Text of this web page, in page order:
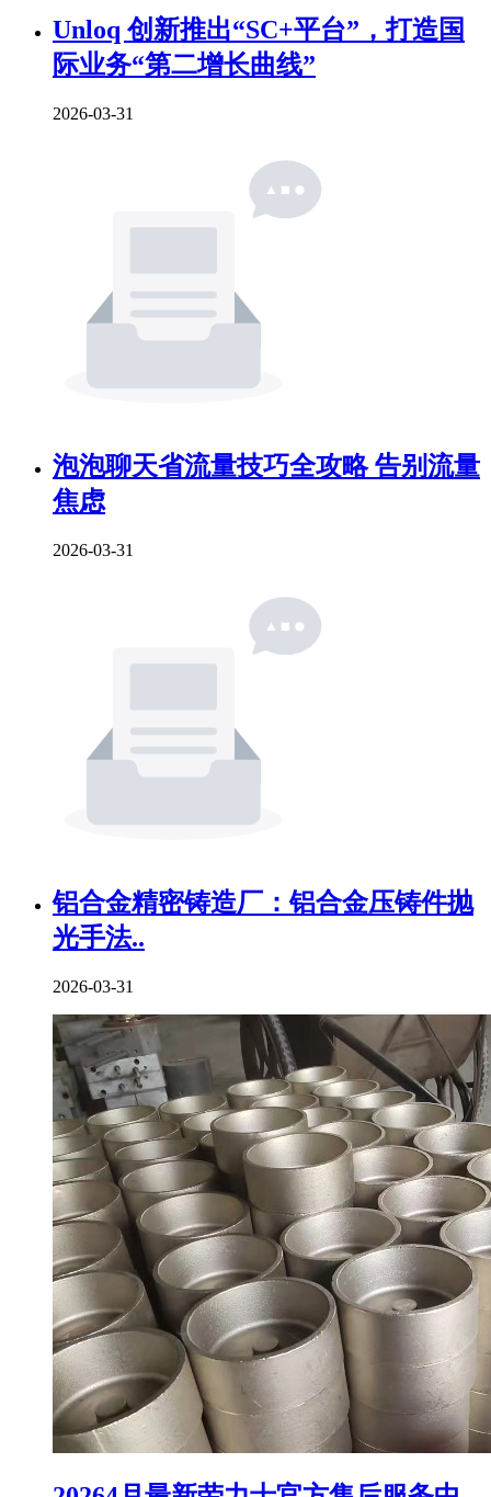
Unloq 创新推出“SC+平台”，打造国
际业务“第二增长曲线”
2026-03-31
泡泡聊天省流量技巧全攻略 告别流量
焦虑
2026-03-31
铝合金精密铸造厂：铝合金压铸件抛
光手法..
2026-03-31